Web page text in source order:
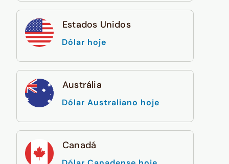
Estados Unidos
Dólar hoje
Austrália
Dólar Australiano hoje
Canadá